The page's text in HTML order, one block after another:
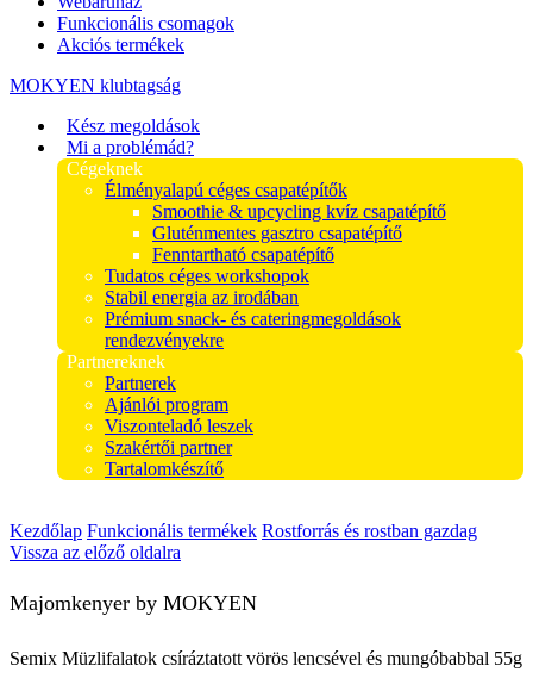
Funkcionális csomagok
Akciós termékek
MOKYEN klubtagság
Kész megoldások
Mi a problémád?
Cégeknek
Élményalapú céges csapatépítők
Smoothie & upcycling kvíz csapatépítő
Gluténmentes gasztro csapatépítő
Fenntartható csapatépítő
Tudatos céges workshopok
Stabil energia az irodában
Prémium snack- és cateringmegoldások
rendezvényekre
Partnereknek
Partnerek
Ajánlói program
Viszonteladó leszek
Szakértői partner
Tartalomkészítő
Kezdőlap Funkcionális termékek Rostforrás és rostban gazdag
Vissza az előző oldalra
Majomkenyer by MOKYEN
Semix Müzlifalatok csíráztatott vörös lencsével és mungóbabbal 55g